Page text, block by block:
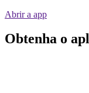
Abrir a app
Obtenha o